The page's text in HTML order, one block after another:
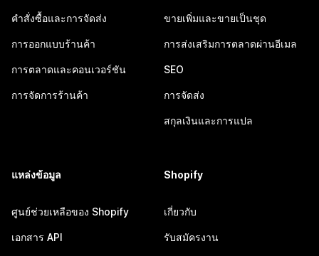
คำสั่งซื้อและการจัดส่ง
การออกแบบร้านค้า
การตลาดและคอนเวอร์ชัน
การจัดการร้านค้า
ขายเพิ่มและขายเป็นชุด
การส่งเสริมการตลาดผ่านอีเมล
SEO
การจัดส่ง
สกุลเงินและการแปล
แหล่งข้อมูล
ศูนย์ช่วยเหลือของ Shopify
เอกสาร API
Shopify
เกี่ยวกับ
รับสมัครงาน